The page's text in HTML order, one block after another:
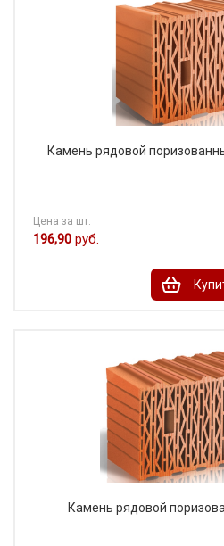
Камень рядовой
Цена за шт.
196,90 руб.
Камень рядовой